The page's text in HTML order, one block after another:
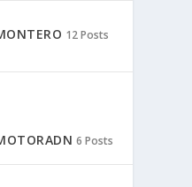
12 Posts
6 Posts